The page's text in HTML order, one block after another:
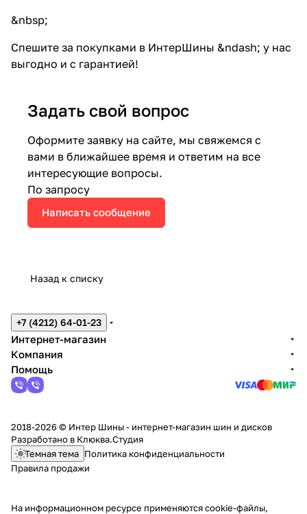
&nbsp;
Спешите за покупками в ИнтерШины &ndash; у нас
выгодно и с гарантией!
Задать свой вопрос
Оформите заявку на сайте, мы свяжемся с
вами в ближайшее время и ответим на все
интересующие вопросы.
По запросу
Написать сообщение
Назад к списку
+7 (4212) 64-01-23
Интернет-магазин
Компания
Помощь
2018-2026 © Интер Шины - интернет-магазин шин и дисков
Разработано в Клюква.Студия
Темная тема Политика конфиденциальности
Правила продажи
На информационном ресурсе применяютсяcookie-файлы,